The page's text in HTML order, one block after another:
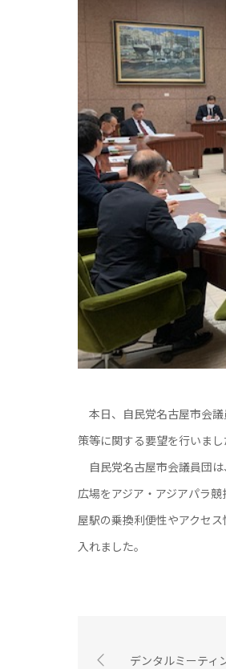
本日、自民党名古屋市会
策等に関する要望を行いまし
自民党名古屋市会議員団
広場をアジア・アジアパラ
屋駅の乗換利便性やアクセ
入れました。
デンタルミーティ